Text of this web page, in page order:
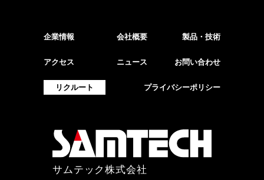
サムテック株式会社
企業情報 会社概要 製品・技術
アクセス ニュース お問い合わせ
リクルート プライバシーポリシー